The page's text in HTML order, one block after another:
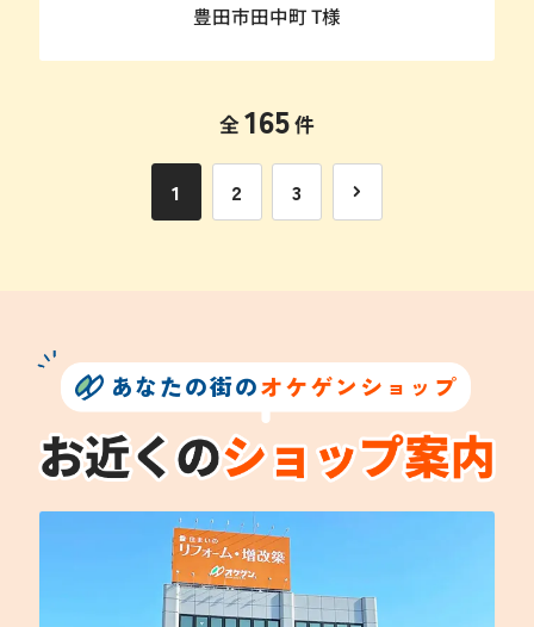
豊田市田中町 T様
全165件
1 2 3
あなたの街のオケゲンショップ